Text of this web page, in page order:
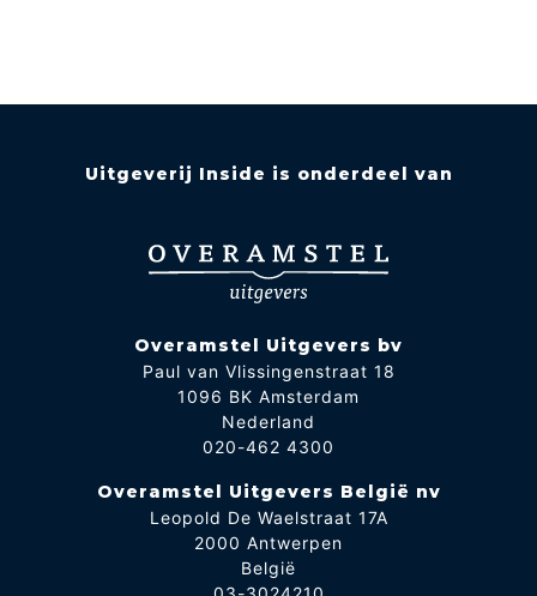
Uitgeverij Inside is onderdeel van
Overamstel Uitgevers bv
Paul van Vlissingenstraat 18
1096 BK Amsterdam
Nederland
020-462 4300
Overamstel Uitgevers België nv
Leopold De Waelstraat 17A
2000 Antwerpen
België